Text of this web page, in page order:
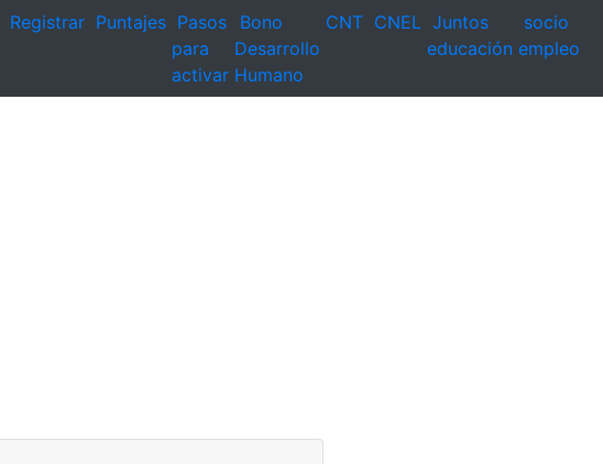
Registrar Puntajes Pasos
para
activar
Bono
Desarrollo
Humano
CNT CNEL Juntos
educación
socio
empleo